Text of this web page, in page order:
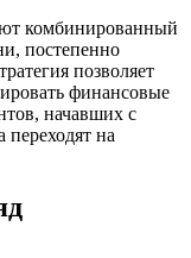
комбинированный
постепенно
позволяет
финансовые
начавших с
переходят на